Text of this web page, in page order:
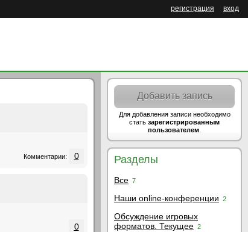
вход
регистрация
Комментарии: 0
0
Добавить запись
Для добавления записи необходимо
стать зарегистрированным
пользователем
Разделы
Все 7
Наши online-конференции 2
Обсуждение игровых
форматов. Текущее 2